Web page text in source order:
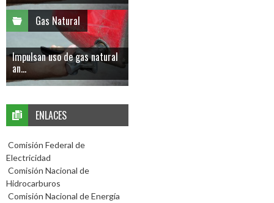
Gas Natural
Impulsan uso de gas natural
an...
ENLACES
Comisión Federal de
Electricidad
Comisión Nacional de
Hidrocarburos
Comisión Nacional de Energía